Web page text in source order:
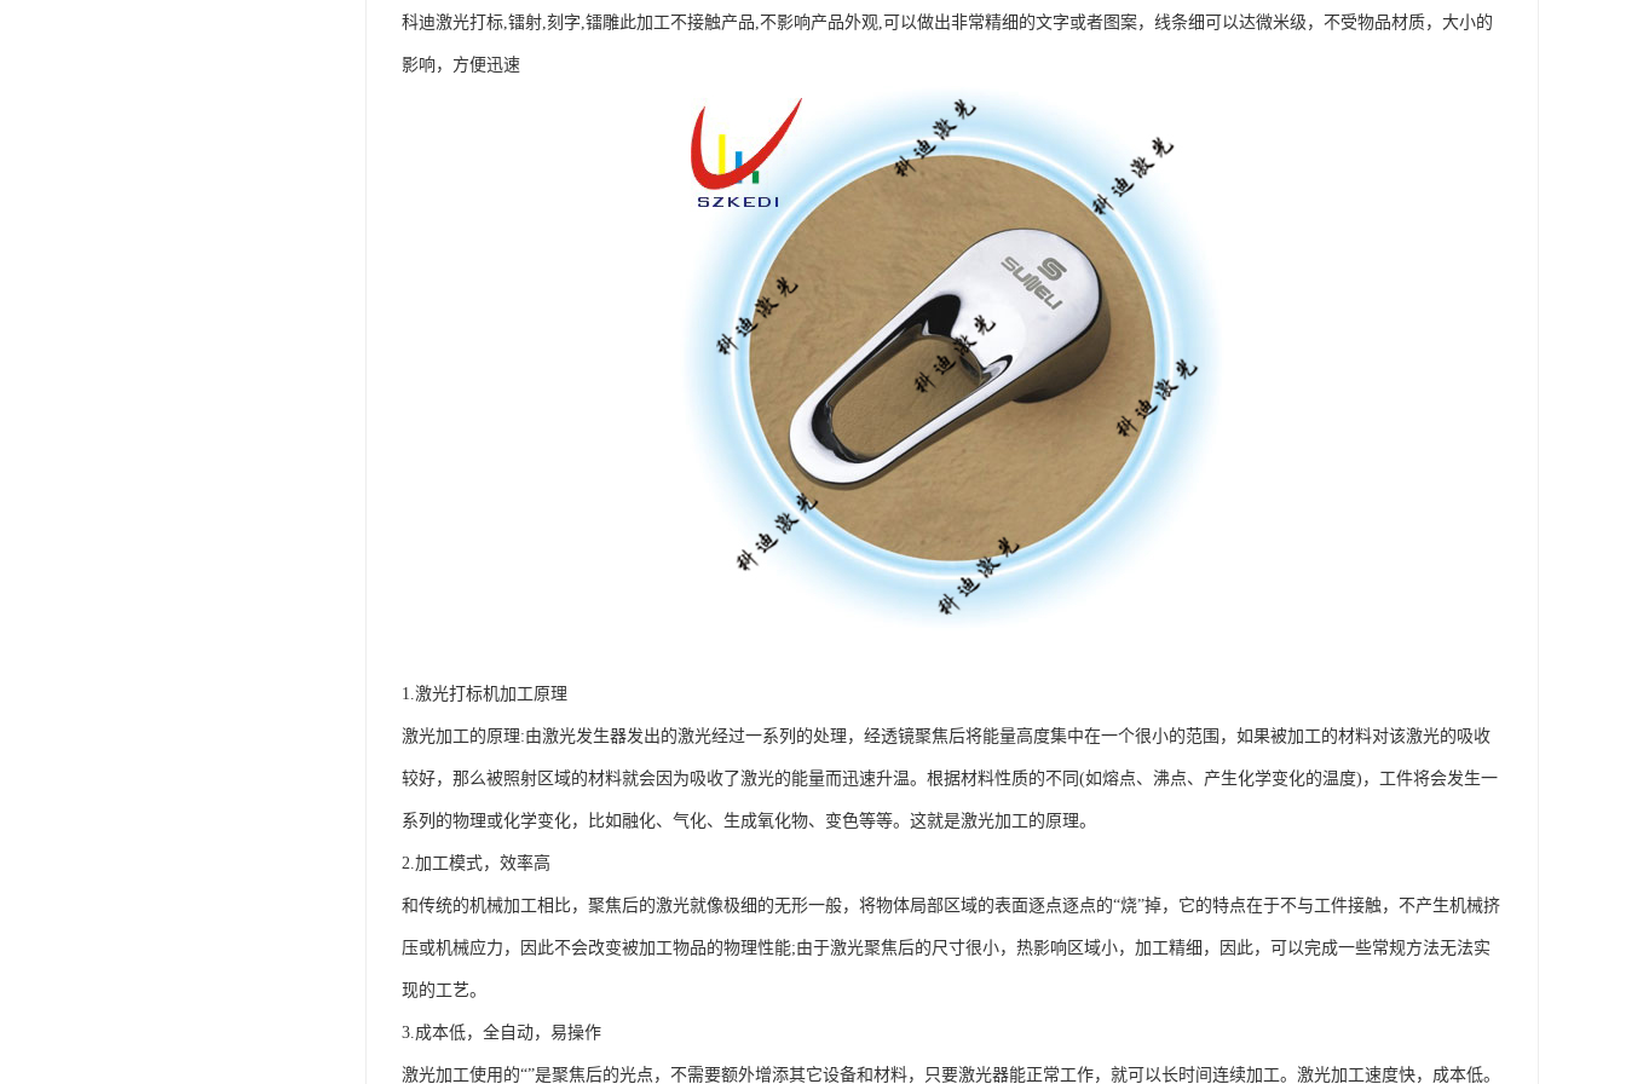
科迪激光打标,镭射,刻字,镭雕此加工不接触产品,不影响产品外观,可以做出非常精细的文字或者图案，线条细可以达微米级，不受物品材质，大小的
影响，方便迅速
1.激光打标机加工原理
激光加工的原理:由激光发生器发出的激光经过一系列的处理，经透镜聚焦后将能量高度集中在一个很小的范围，如果被加工的材料对该激光的吸收
较好，那么被照射区域的材料就会因为吸收了激光的能量而迅速升温。根据材料性质的不同(如熔点、沸点、产生化学变化的温度)，工件将会发生一
系列的物理或化学变化，比如融化、气化、生成氧化物、变色等等。这就是激光加工的原理。
2.加工模式，效率高
和传统的机械加工相比，聚焦后的激光就像极细的无形一般，将物体局部区域的表面逐点逐点的“烧”掉，它的特点在于不与工件接触，不产生机械挤
压或机械应力，因此不会改变被加工物品的物理性能;由于激光聚焦后的尺寸很小，热影响区域小，加工精细，因此，可以完成一些常规方法无法实
现的工艺。
3.成本低，全自动，易操作
激光加工使用的“”是聚焦后的光点，不需要额外增添其它设备和材料，只要激光器能正常工作，就可以长时间连续加工。激光加工速度快，成本低。